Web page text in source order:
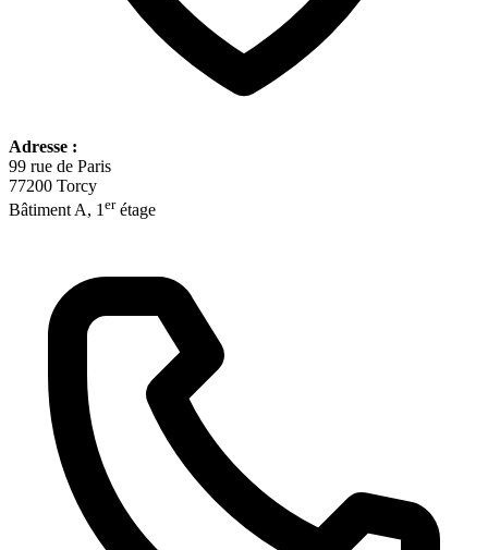
Adresse :
99 rue de Paris
77200 Torcy
Bâtiment A, 1 erétage